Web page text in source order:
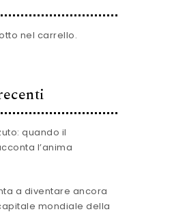
nel carrello.
quando il
l’anima
a diventare ancora
mondiale della